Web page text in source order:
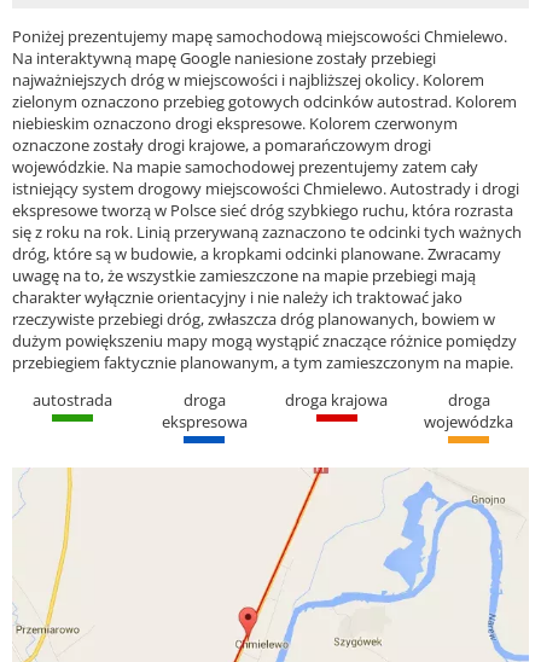
Poniżej prezentujemy mapę samochodową miejscowości Chmielewo.
Na interaktywną mapę Google naniesione zostały przebiegi
najważniejszych dróg w miejscowości i najbliższej okolicy. Kolorem
zielonym oznaczono przebieg gotowych odcinków autostrad. Kolorem
niebieskim oznaczono drogi ekspresowe. Kolorem czerwonym
oznaczone zostały drogi krajowe, a pomarańczowym drogi
wojewódzkie. Na mapie samochodowej prezentujemy zatem cały
istniejący system drogowy miejscowości Chmielewo. Autostrady i drogi
ekspresowe tworzą w Polsce sieć dróg szybkiego ruchu, która rozrasta
się z roku na rok. Linią przerywaną zaznaczono te odcinki tych ważnych
dróg, które są w budowie, a kropkami odcinki planowane. Zwracamy
uwagę na to, że wszystkie zamieszczone na mapie przebiegi mają
charakter wyłącznie orientacyjny i nie należy ich traktować jako
rzeczywiste przebiegi dróg, zwłaszcza dróg planowanych, bowiem w
dużym powiększeniu mapy mogą wystąpić znaczące różnice pomiędzy
przebiegiem faktycznie planowanym, a tym zamieszczonym na mapie.
autostrada
droga
ekspresowa
droga krajowa
droga
wojewódzka